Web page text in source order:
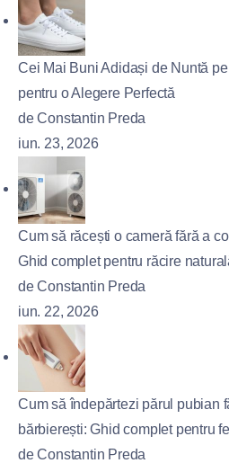
Cei Mai Buni Adidași de Nuntă
pentru o Alegere Perfectă
de Constantin Preda
iun. 23, 2026
Cum să răcești o cameră fără a
Ghid complet pentru răcire
de Constantin Preda
iun. 22, 2026
Cum să îndepărtezi părul pubian
bărbierești: Ghid complet pentru
de Constantin Preda